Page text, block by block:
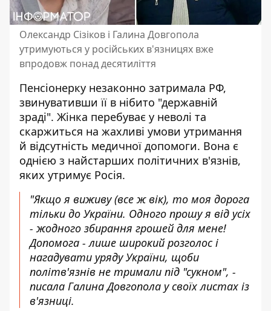
Олександр Сізіков і Галина Довгопола
утримуються у російських в'язницях вже
впродовж понад десятиліття
Пенсіонерку незаконно затримала РФ,
звинувативши її в нібито "державній
зраді". Жінка перебуває у неволі та
скаржиться на жахливі умови утримання
й відсутність медичної допомоги. Вона є
однією з найстарших політичних в'язнів,
яких утримує Росія.
"Якщо я виживу (все ж вік), то моя дорога
тільки до України. Одного прошу я від усіх
- жодного збирання грошей для мене!
Допомога - лише широкий розголос і
нагадувати уряду України, щоби
політв'язнів не тримали під "сукном", -
писала Галина Довгопола у своїх листах із
в'язниці.